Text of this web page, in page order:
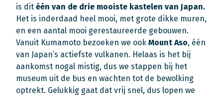
is dit één van de drie mooiste kastelen van Japan.
Het is inderdaad heel mooi, met grote dikke muren,
en een aantal mooi gerestaureerde gebouwen.
Vanuit Kumamoto bezoeken we ook Mount Aso, één
van Japan’s actiefste vulkanen. Helaas is het bij
aankomst nogal mistig, dus we stappen bij het
museum uit de bus en wachten tot de bewolking
optrekt. Gelukkig gaat dat vrij snel, dus lopen we